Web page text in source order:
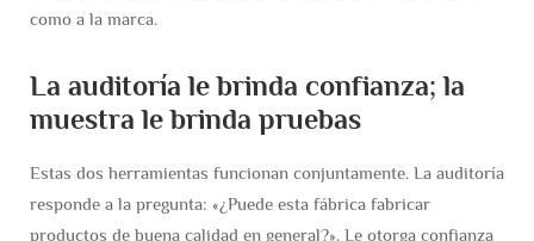
como a la marca.
La auditoría le brinda confianza; la
muestra le brinda pruebas
Estas dos herramientas funcionan conjuntamente. La auditoría
responde a la pregunta: «¿Puede esta fábrica fabricar
productos de buena calidad en general?». Le otorga confianza